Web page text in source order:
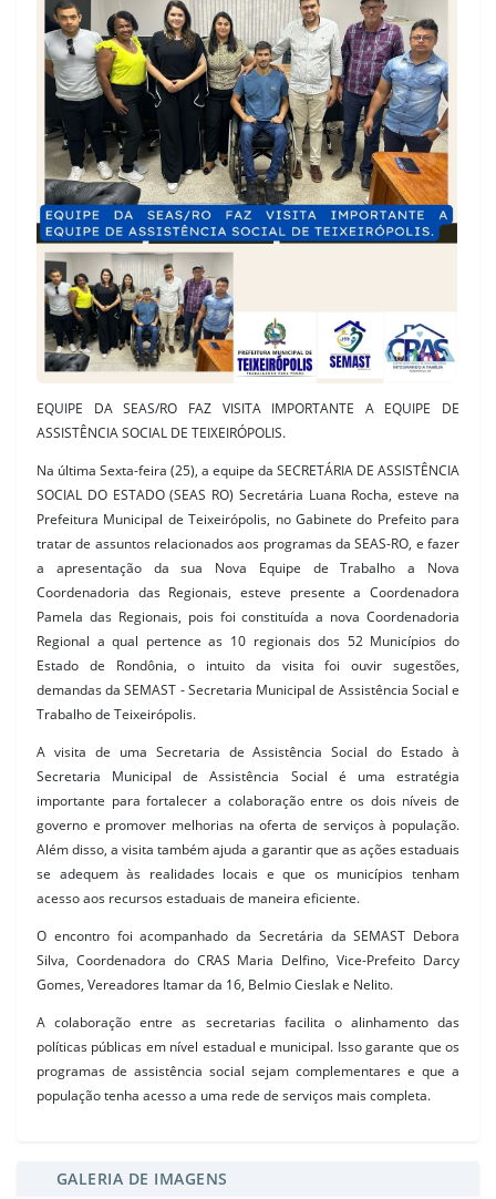
EQUIPE DA SEAS/RO FAZ VISITA IMPORTANTE A EQUIPE DE
ASSISTÊNCIA SOCIAL DE TEIXEIRÓPOLIS.
Na última Sexta-feira (25), a equipe da SECRETÁRIA DE ASSISTÊNCIA
SOCIAL DO ESTADO (SEAS RO) Secretária Luana Rocha, esteve na
Prefeitura Municipal de Teixeirópolis, no Gabinete do Prefeito para
tratar de assuntos relacionados aos programas da SEAS-RO, e fazer
a apresentação da sua Nova Equipe de Trabalho a Nova
Coordenadoria das Regionais, esteve presente a Coordenadora
Pamela das Regionais, pois foi constituída a nova Coordenadoria
Regional a qual pertence as 10 regionais dos 52 Municípios do
Estado de Rondônia, o intuito da visita foi ouvir sugestões,
demandas da SEMAST - Secretaria Municipal de Assistência Social e
Trabalho de Teixeirópolis.
A visita de uma Secretaria de Assistência Social do Estado à
Secretaria Municipal de Assistência Social é uma estratégia
importante para fortalecer a colaboração entre os dois níveis de
governo e promover melhorias na oferta de serviços à população.
Além disso, a visita também ajuda a garantir que as ações estaduais
se adequem às realidades locais e que os municípios tenham
acesso aos recursos estaduais de maneira eficiente.
O encontro foi acompanhado da Secretária da SEMAST Debora
Silva, Coordenadora do CRAS Maria Delfino, Vice-Prefeito Darcy
Gomes, Vereadores Itamar da 16, Belmio Cieslak e Nelito.
A colaboração entre as secretarias facilita o alinhamento das
políticas públicas em nível estadual e municipal. Isso garante que os
programas de assistência social sejam complementares e que a
população tenha acesso a uma rede de serviços mais completa.
GALERIA DE IMAGENS